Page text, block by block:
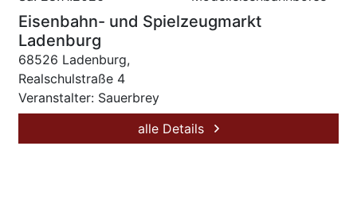
Eisenbahn- und Spielzeugmarkt
Ladenburg
68526 Ladenburg,
Realschulstraße 4
Veranstalter: Sauerbrey
alle Details